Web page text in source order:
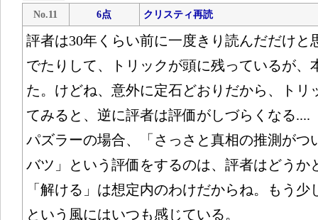
No.11 6点 クリスティ再読
評者は30年くらい前に一度きり読んだだけと
でたりして、トリックが頭に残っているが、
た。けどね、意外に定石どおりだから、トリ
てみると、逆に評者は評価がしづらくなる....
パズラーの場合、「さっさと真相の推測がつ
バツ」という評価をするのは、評者はどうか
「解ける」は想定内のわけだからね。もう
という風にはいつも感じている。